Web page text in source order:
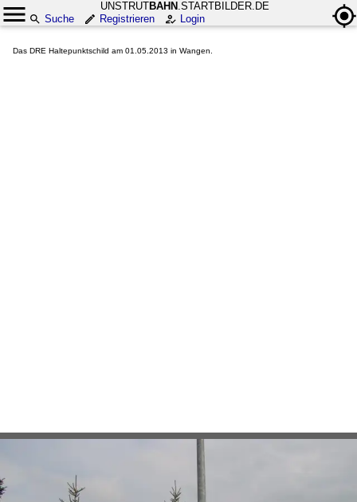
UNSTRUTBAHN .STARTBILDER.DE
Suche
Registrieren Login
Das DRE Haltepunktschild am 01.05.2013 in Wangen.